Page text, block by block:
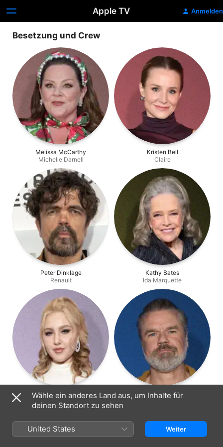
Apple TV Anmelden
Besetzung und Crew
Melissa McCarthy
Michelle Darnell
Kristen Bell
Claire
Peter Dinklage
Renault
Kathy Bates
Ida Marquette
Ella Anderson
Rachel
Tyler Labine
Mike Beals
Wähle ein anderes Land aus, um Inhalte für
deinen Standort zu sehen
United States Weiter